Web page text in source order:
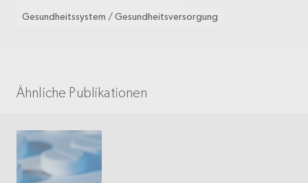
Gesundheitssystem / Gesundheitsversorgung
Ähnliche Publikationen